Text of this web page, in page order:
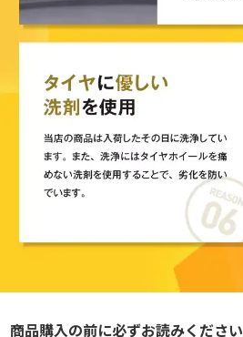
商品購入の前に必ずお読みください